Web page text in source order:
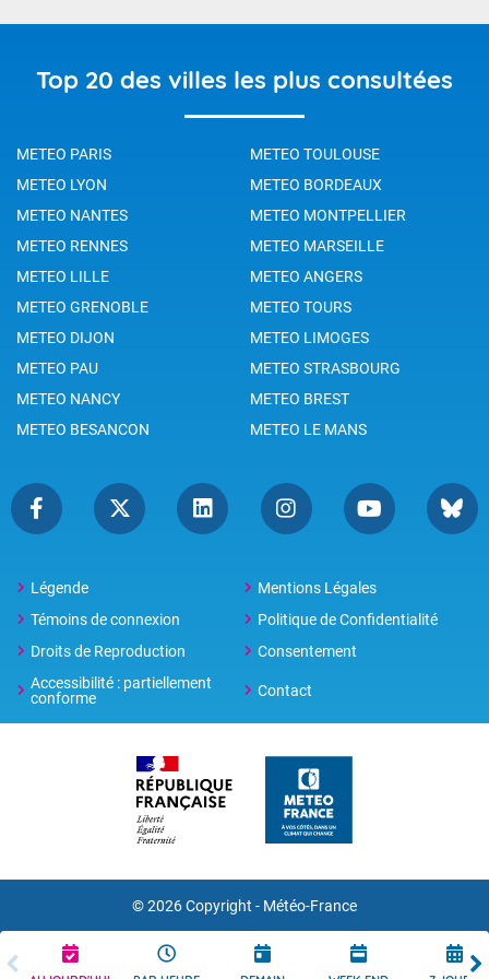
Top 20 des villes les plus consultées
METEO PARIS
METEO TOULOUSE
METEO LYON
METEO BORDEAUX
METEO NANTES
METEO MONTPELLIER
METEO RENNES
METEO MARSEILLE
METEO LILLE
METEO ANGERS
METEO GRENOBLE
METEO TOURS
METEO DIJON
METEO LIMOGES
METEO PAU
METEO STRASBOURG
METEO NANCY
METEO BREST
METEO BESANCON
METEO LE MANS
Légende
Mentions Légales
Témoins de connexion
Politique de Confidentialité
Droits de Reproduction
Consentement
Accessibilité : partiellement
conforme
Contact
© 2026 Copyright - Météo-France